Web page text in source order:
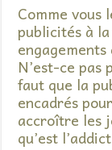
Comme
publicités à
N’est-ce
faut que la
encadrés
accroître les
qu’est